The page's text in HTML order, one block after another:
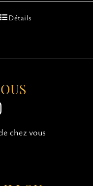
Ce
variations.
options
peuvent
être
choisies
la
Détails
chez vous